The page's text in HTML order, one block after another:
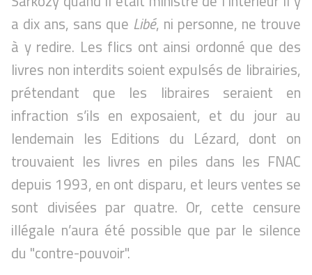
a dix ans, sans que Libé, ni personne, ne trouve
à y redire. Les flics ont ainsi ordonné que des
livres non interdits soient expulsés de librairies,
prétendant que les libraires seraient en
infraction s’ils en exposaient, et du jour au
lendemain les Editions du Lézard, dont on
trouvaient les livres en piles dans les FNAC
depuis 1993, en ont disparu, et leurs ventes se
sont divisées par quatre. Or, cette censure
illégale n’aura été possible que par le silence
du "contre-pouvoir".